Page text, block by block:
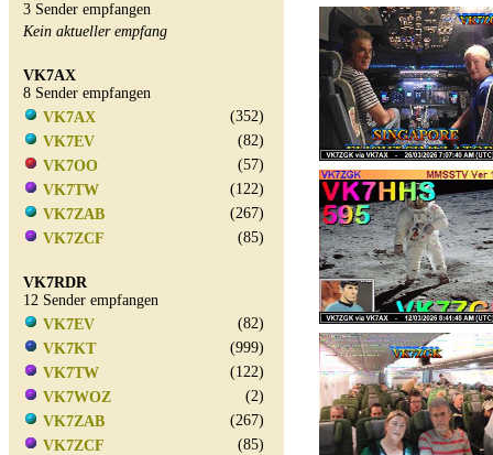
3 Sender empfangen
Kein aktueller empfang
VK7AX
8 Sender empfangen
VK7AX
(352)
VK7EV
(82)
VK7OO
(57)
VK7TW
(122)
VK7ZAB
(267)
VK7ZCF
(85)
VK7RDR
12 Sender empfangen
VK7EV
(82)
VK7KT
(999)
VK7TW
(122)
VK7WOZ
(2)
VK7ZAB
(267)
VK7ZCF
(85)